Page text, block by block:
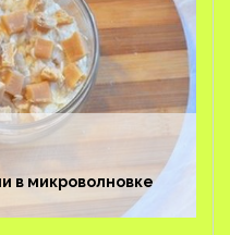
в микроволновке